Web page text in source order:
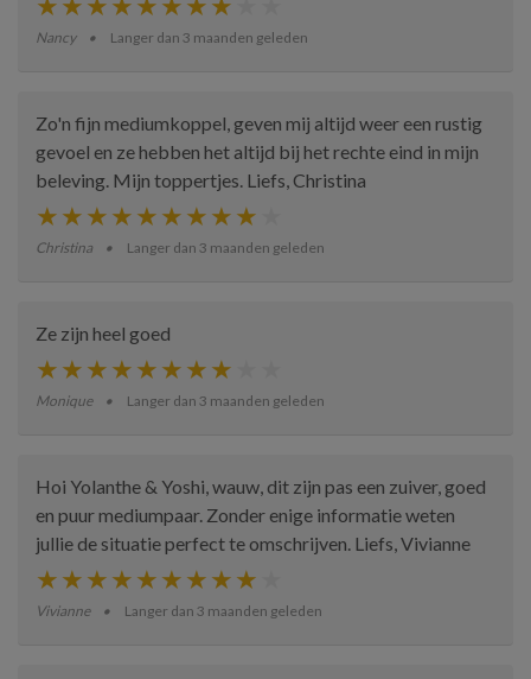
Nancy Langer dan 3 maanden geleden
Zo'n fijn mediumkoppel, geven mij altijd weer een rustig
gevoel en ze hebben het altijd bij het rechte eind in mijn
beleving. Mijn toppertjes. Liefs, Christina
Christina Langer dan 3 maanden geleden
Ze zijn heel goed
Monique Langer dan 3 maanden geleden
Hoi Yolanthe & Yoshi, wauw, dit zijn pas een zuiver, goed
en puur mediumpaar. Zonder enige informatie weten
jullie de situatie perfect te omschrijven. Liefs, Vivianne
Vivianne Langer dan 3 maanden geleden